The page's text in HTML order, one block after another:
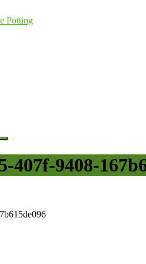
Pötting
407f-9408-